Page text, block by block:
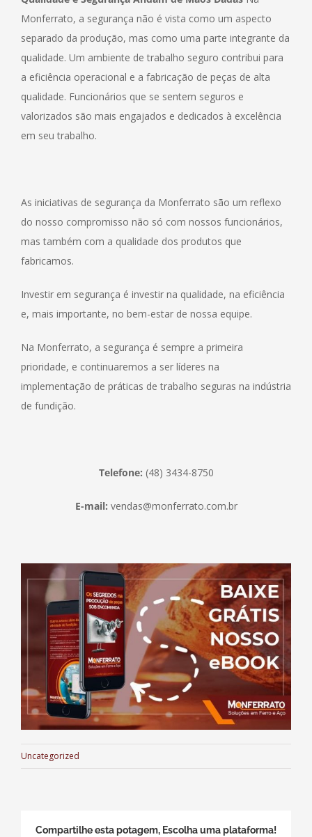
Monferrato, a segurança não é vista como um aspecto
separado da produção, mas como uma parte integrante da
qualidade. Um ambiente de trabalho seguro contribui para
a eficiência operacional e a fabricação de peças de alta
qualidade. Funcionários que se sentem seguros e
valorizados são mais engajados e dedicados à excelência
em seu trabalho.
As iniciativas de segurança da Monferrato são um reflexo
do nosso compromisso não só com nossos funcionários,
mas também com a qualidade dos produtos que
fabricamos.
Investir em segurança é investir na qualidade, na eficiência
e, mais importante, no bem-estar de nossa equipe.
Na Monferrato, a segurança é sempre a primeira
prioridade, e continuaremos a ser líderes na
implementação de práticas de trabalho seguras na indústria
de fundição.
Telefone: (48) 3434-8750
E-mail: vendas@monferrato.com.br
Uncategorized
Compartilhe esta potagem, Escolha uma plataforma!